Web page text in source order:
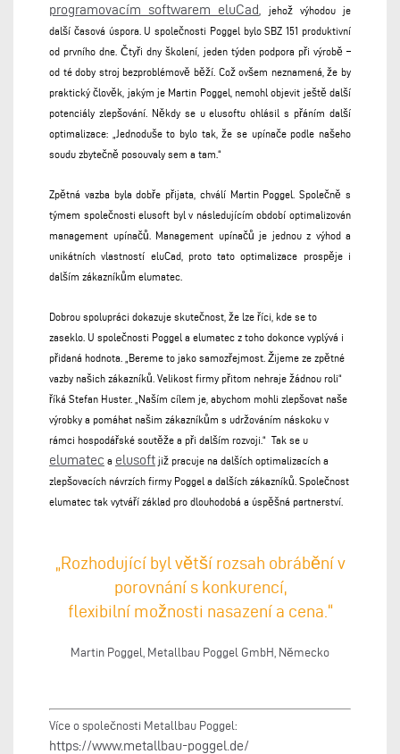
programovacím softwarem eluCad
, jehož výhodou je
další časová úspora. U společnosti Poggel bylo SBZ 151 produktivní
od prvního dne. Čtyři dny školení, jeden týden podpora při výrobě –
od té doby stroj bezproblémově běží. Což ovšem neznamená, že by
praktický člověk, jakým je Martin Poggel, nemohl objevit ještě další
potenciály zlepšování. Někdy se u elusoftu ohlásil s přáním další
optimalizace: „Jednoduše to bylo tak, že se upínače podle našeho
soudu zbytečně posouvaly sem a tam.“
Zpětná vazba byla dobře přijata, chválí Martin Poggel. Společně s
týmem společnosti elusoft byl v následujícím období optimalizován
management upínačů. Management upínačů je jednou z výhod a
unikátních vlastností eluCad, proto tato optimalizace prospěje i
dalším zákazníkům elumatec.
Dobrou spolupráci dokazuje skutečnost, že lze říci, kde se to
zaseklo. U společnosti Poggel a elumatec z toho dokonce vyplývá i
přidaná hodnota. „Bereme to jako samozřejmost. Žijeme ze zpětné
vazby našich zákazníků. Velikost firmy přitom nehraje žádnou roli“
říká Stefan Huster. „Naším cílem je, abychom mohli zlepšovat naše
výrobky a pomáhat našim zákazníkům s udržováním náskoku v
rámci hospodářské soutěže a při dalším rozvoji.“ Tak se u
elumatec a elusoft již pracuje na dalších optimalizacích a
zlepšovacích návrzích firmy Poggel a dalších zákazníků. Společnost
elumatec tak vytváří základ pro dlouhodobá a úspěšná partnerství.
„Rozhodující byl větší rozsah obrábění v
porovnání s konkurencí,
flexibilní možnosti nasazení a cena.“
Martin Poggel, Metallbau Poggel GmbH, Německo
Více o společnosti Metallbau Poggel:
https://www.metallbau-poggel.de/